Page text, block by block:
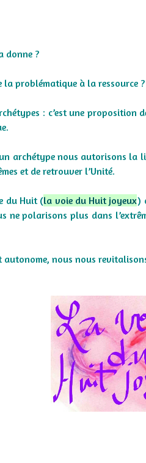
donne ?
la problématique à la ressource
: c’est une
archétype nous autorisons la
et de retrouver l’Unité.
du Huit (la voie du Huit joyeux)
ne polarisons plus dans
autonome, nous nous